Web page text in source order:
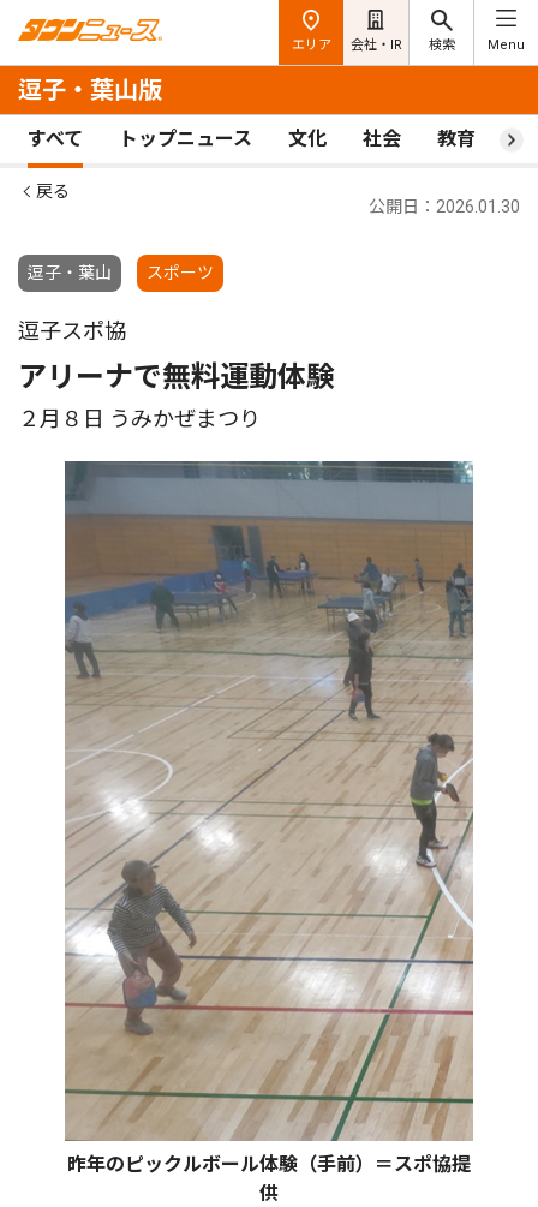
エリア 会社・IR 検索 Menu
逗子・葉山版
すべて トップニュース 文化 社会 教育 ス
戻る
逗子・葉山 スポーツ
公開日：2026.01.30
逗子スポ協
アリーナで無料運動体験
２月８日 うみかぜまつり
昨年のピックルボール体験（手前）＝スポ協提
供